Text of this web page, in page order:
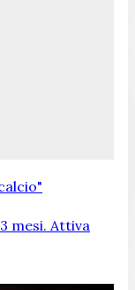
mesi. Attiva